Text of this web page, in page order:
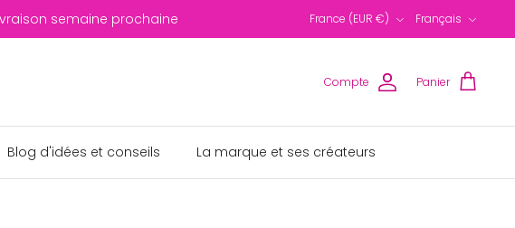
semaine prochaine France (EUR €) Français
Compte Panier
Blog d'idées et conseils La marque et ses créateurs